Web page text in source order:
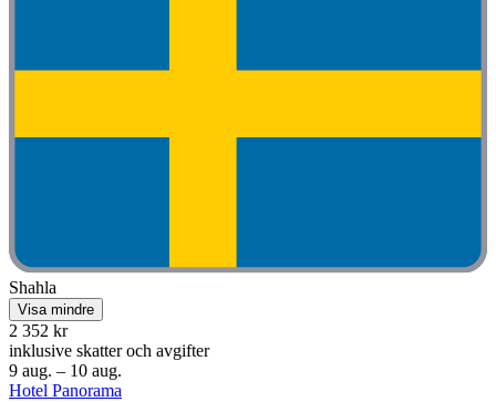
Shahla
Visa mindre
2 352 kr
inklusive skatter och avgifter
9 aug. – 10 aug.
Hotel Panorama